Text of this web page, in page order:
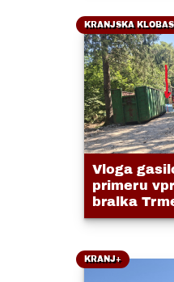
KRANJSKA
Vloga
primeru
bralka
KRANJ+